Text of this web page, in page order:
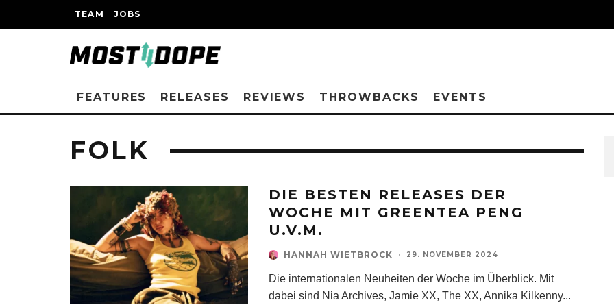
TEAM JOBS
FEATURES RELEASES REVIEWS THROWBACKS EVENTS
FOLK
DIE BESTEN RELEASES DER
WOCHE MIT GREENTEA PENG
U.V.M.
HANNAH WIETBROCK · 29. NOVEMBER 2024
Die internationalen Neuheiten der Woche im Überblick. Mit
dabei sind Nia Archives, Jamie XX, The XX, Annika Kilkenny...